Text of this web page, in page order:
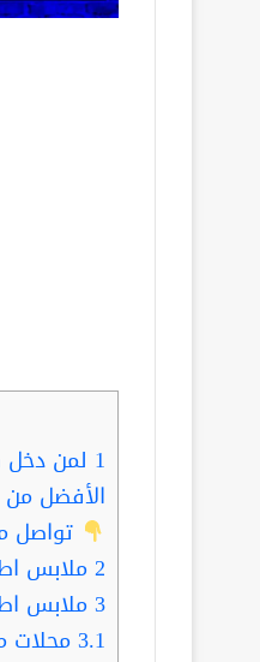
1 لمن دخل
الأفضل
تواصل
2ملابس
3ملابس
3.1محلات